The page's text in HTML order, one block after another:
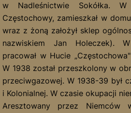
Częstochowy, zamieszkał w domu
z żoną założył sklep
nazwiskiem Jan Holeczek). W 1936-
Hucie „Częstochowa" na Wydz.
przeszkolony w obronie
1938-39 był członkiem Ligii
okupacji niemieckiej należał do
Niemców w czasie łapanki na
wywieziono go z bratem